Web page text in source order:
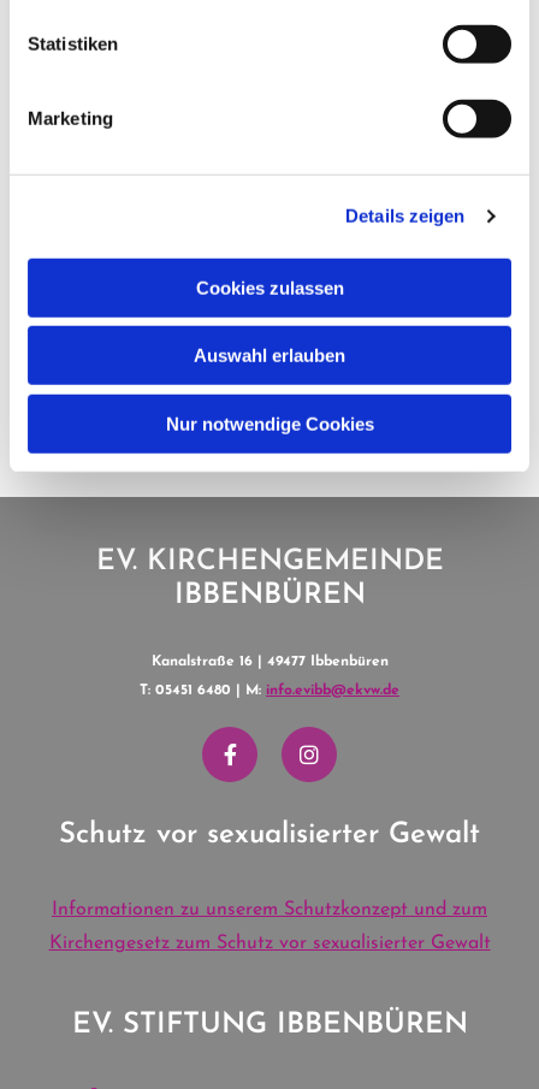
Statistiken
Marketing
Details zeigen
Cookies zulassen
Auswahl erlauben
Nur notwendige Cookies
EV. KIRCHENGEMEINDE
IBBENBÜREN
Kanalstraße 16 | 49477 Ibbenbüren
T: 05451 6480 | M: info.evibb@ekvw.de
Schutz vor sexualisierter Gewalt
Informationen zu unserem Schutzkonzept und zum
Kirchengesetz zum Schutz vor sexualisierter Gewalt
EV. STIFTUNG IBBENBÜREN